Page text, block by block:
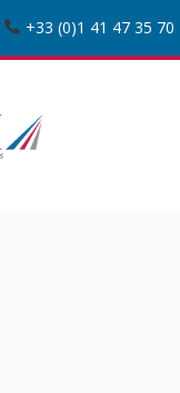
+33 (0)1 41 47 35 70